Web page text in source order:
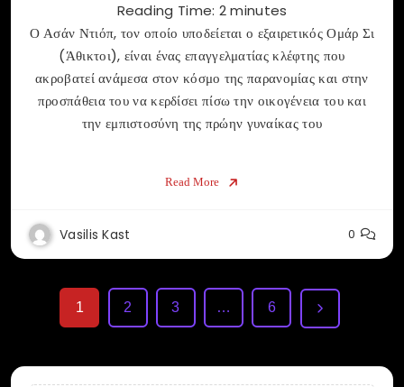
Reading Time: 2 minutes
Ο Ασάν Ντιόπ, τον οποίο υποδείεται ο εξαιρετικός Ομάρ Σι
(Άθικτοι), είναι ένας επαγγελματίας κλέφτης που
ακροβατεί ανάμεσα στον κόσμο της παρανομίας και στην
προσπάθεια του να κερδίσει πίσω την οικογένεια του και
την εμπιστοσύνη της πρώην γυναίκας του
Read More
Vasilis Kast 0
1 2 3 … 6